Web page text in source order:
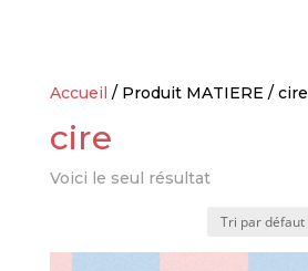
Accueil / Produit MATIERE / cire
cire
Voici le seul résultat